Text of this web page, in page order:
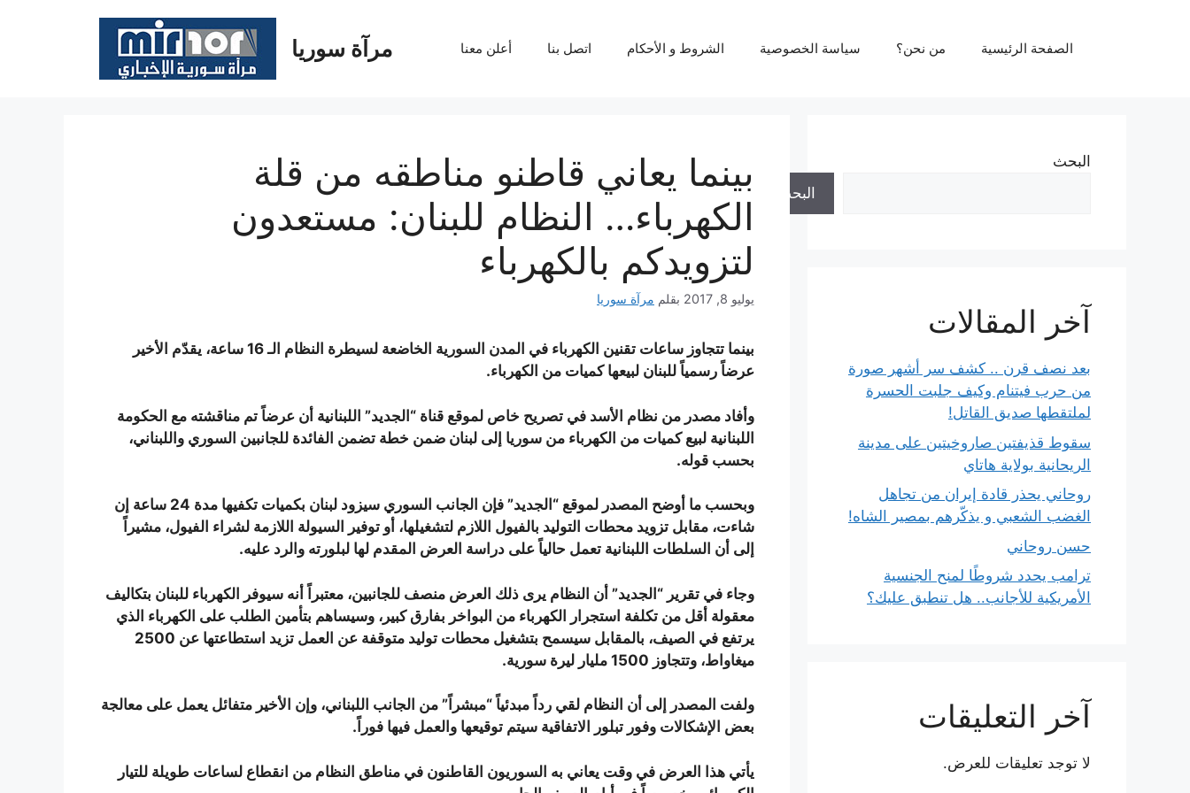
مرآة سوريا الصفحة الرئيسية من نحن؟ سياسة الخصوصية الشروط و الأحكام اتصل بنا أعلن معنا
بينما يعاني قاطنو مناطقه من قلة
الكهرباء… النظام للبنان: مستعدون
لتزويدكم بالكهرباء
يوليو 8, 2017 بقلم مرآة سوريا
بينما تتجاوز ساعات تقنين الكهرباء في المدن السورية الخاضعة لسيطرة النظام الـ 16 ساعة، يقدّم الأخير
عرضاً رسمياً للبنان لبيعها كميات من الكهرباء.
وأفاد مصدر من نظام الأسد في تصريح خاص لموقع قناة “الجديد” اللبنانية أن عرضاً تم مناقشته مع الحكومة
اللبنانية لبيع كميات من الكهرباء من سوريا إلى لبنان ضمن خطة تضمن الفائدة للجانبين السوري واللبناني،
بحسب قوله.
وبحسب ما أوضح المصدر لموقع “الجديد” فإن الجانب السوري سيزود لبنان بكميات تكفيها مدة 24 ساعة إن
شاءت، مقابل تزويد محطات التوليد بالفيول اللازم لتشغيلها، أو توفير السيولة اللازمة لشراء الفيول، مشيراً
إلى أن السلطات اللبنانية تعمل حالياً على دراسة العرض المقدم لها لبلورته والرد عليه.
وجاء في تقرير “الجديد” أن النظام يرى ذلك العرض منصف للجانبين، معتبراً أنه سيوفر الكهرباء للبنان بتكاليف
معقولة أقل من تكلفة استجرار الكهرباء من البواخر بفارق كبير، وسيساهم بتأمين الطلب على الكهرباء الذي
يرتفع في الصيف، بالمقابل سيسمح بتشغيل محطات توليد متوقفة عن العمل تزيد استطاعتها عن 2500
ميغاواط، وتتجاوز 1500 مليار ليرة سورية.
ولفت المصدر إلى أن النظام لقي رداً مبدئياً “مبشراً” من الجانب اللبناني، وإن الأخير متفائل يعمل على معالجة
بعض الإشكالات وفور تبلور الاتفاقية سيتم توقيعها والعمل فيها فوراً.
يأتي هذا العرض في وقت يعاني به السوريون القاطنون في مناطق النظام من انقطاع لساعات طويلة للتيار
البحث
البحث
آخر المقالات
بعد نصف قرن .. كشف سر أشهر صورة
من حرب فيتنام وكيف جلبت الحسرة
لملتقطها صديق القاتل!
سقوط قذيفتين صاروخيتين على مدينة
الريحانية بولاية هاتاي
روحاني يحذر قادة إيران من تجاهل
الغضب الشعبي و يذكّرهم بمصير الشاه!
حسن روحاني
ترامب يحدد شروطًا لمنح الجنسية
الأمريكية للأجانب.. هل تنطبق عليك؟
آخر التعليقات
لا توجد تعليقات للعرض.